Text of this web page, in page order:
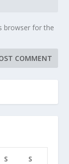
browser for the
S S